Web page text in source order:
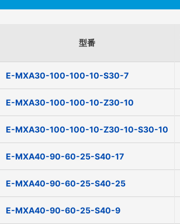
型番
E-MXA30-100-100-10-S30-7
E-MXA30-100-100-10-Z30-10
E-MXA30-100-100-10-Z30-10-S30-10
E-MXA40-90-60-25-S40-17
E-MXA40-90-60-25-S40-25
E-MXA40-90-60-25-S40-9